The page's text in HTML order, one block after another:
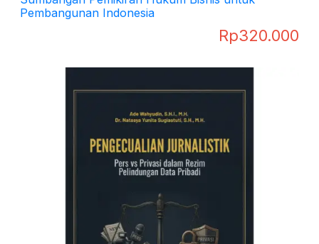
Pembangunan Indonesia
Rp320.000